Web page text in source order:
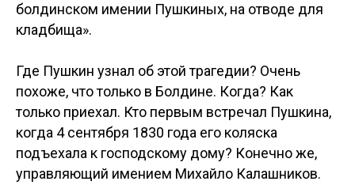
болдинском имении Пушкиных, на отводе для
кладбища».
Где Пушкин узнал об этой трагедии? Очень
похоже, что только в Болдине. Когда? Как
только приехал. Кто первым встречал Пушкина,
когда 4 сентября 1830 года его коляска
подъехала к господскому дому? Конечно же,
управляющий имением Михайло Калашников.